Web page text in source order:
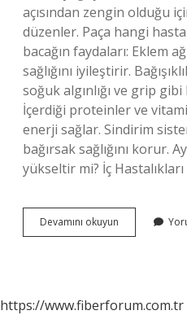
açısından zengin olduğu
düzenler. Paça hangi
bacağın faydaları: Eklem
sağlığını iyileştirir.
soğuk algınlığı ve grip
İçerdiği proteinler ve
enerji sağlar. Sindirim
bağırsak sağlığını korur.
yükseltir mi? İç
Devamını okuyun
Paçada
https://www.fiberforum.com.tr